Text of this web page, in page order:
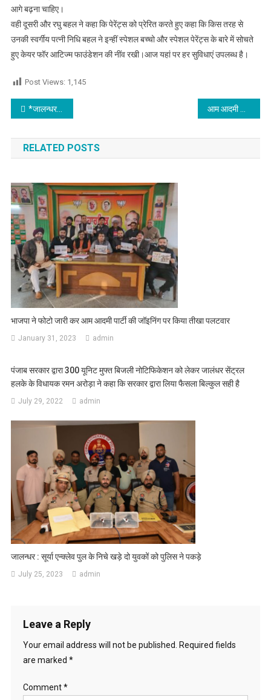
आगे बढ़ना चाहिए।
वही दूसरी और रघु बहल ने कहा कि पेरेंट्स को प्रेरित करते हुए कहा कि किस तरह से
उनकी स्वर्गीय पत्नी निधि बहल ने इन्हीं स्पेशल बच्चो और स्पेशल पेरेंट्स के बारे में सोचते
हुए केयर फॉर आटिज्म फाउंडेशन की नींव रखी।आज यहां पर हर सुविधाएं उपलब्ध है।
Post Views: 1,145
Post navigation
*जालन्धर विधायक के करीबी मोंटी की सोशल मीडिया पर हथियार सहित फ़ोटो वायरल* आम आदमी पार्टी के 10 वर्ष पूरे होने पर केक काट मनाया जश्न
RELATED POSTS
भाजपा ने फोटो जारी कर आम आदमी पार्टी की जॉइनिंग पर किया तीखा पलटवार
January 31, 2023 admin
पंजाब सरकार द्वारा 300 यूनिट मुफ्त बिजली नोटिफिकेशन को लेकर जालंधर सेंट्रल
हलके के विधायक रमन अरोड़ा ने कहा कि सरकार द्वारा लिया फैसला बिल्कुल सही है
July 29, 2022 admin
जालन्धर : सूर्या एन्क्लेव पुल के निचे खड़े दो युवकों को पुलिस ने पकड़े
July 25, 2023 admin
Leave a Reply
Your email address will not be published.
Required fields
are marked *
Comment*